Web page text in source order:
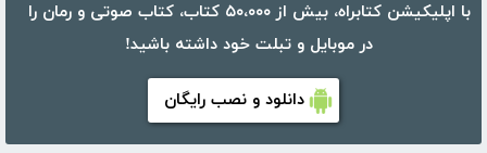
با اپلیکیشن کتابراه، بیش از ۵۰،۰۰۰ کتاب، کتاب صوتی و رمان را
در موبایل و تبلت خود داشته باشید!
دانلود و نصب رایگان